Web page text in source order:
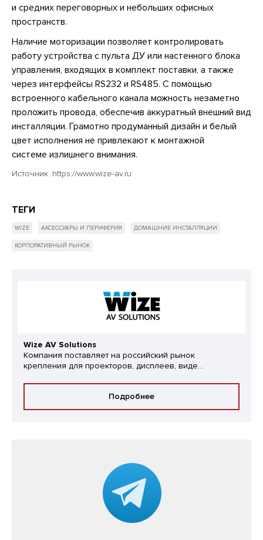
и средних переговорных и небольших офисных
пространств.
Наличие моторизации позволяет контролировать
работу устройства с пульта ДУ или настенного блока
управления, входящих в комплект поставки, а также
через интерфейсы RS232 и RS485. С помощью
встроенного кабельного канала можность незаметно
проложить провода, обеспечив аккуратный внешний вид
инсталляции. Грамотно продуманный дизайн и белый
цвет исполнения не привлекают к монтажной
системе излишнего внимания.
Источник: https://www.wize-av.ru
ТЕГИ
WIZE АКСЕССУАРЫ И ПЕРИФЕРИЯ ДОМАШНИЕ ИНСТАЛЛЯЦИИ
КОРПОРАТИВНЫЙ РЫНОК
Wize AV Solutions
Компания поставляет на российский рынок
крепления для проекторов, дисплеев, виде...
Подробнее